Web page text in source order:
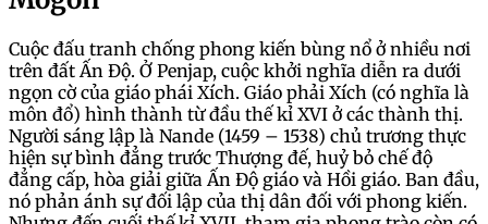
Cuộc đấu tranh chống phong kiến bùng nổ ở nhiều nơi
trên đất Ấn Độ. Ở Penjap, cuộc khởi nghĩa diễn ra dưới
ngọn cờ của giáo phái Xích. Giáo phải Xích (có nghĩa là
môn đổ) hình thành từ đầu thế kỉ XVI ở các thành thị.
Người sáng lập là Nande (1459 – 1538) chủ trương thực
hiện sự bình đẳng trước Thượng đế, huỷ bỏ chế độ
đẳng cấp, hòa giải giữa Ấn Độ giáo và Hồi giáo. Ban đầu,
nó phản ánh sự đối lập của thị dân đối với phong kiến.